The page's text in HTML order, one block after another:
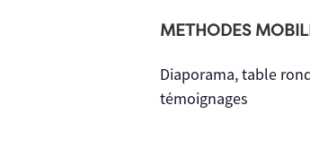
METHODES
Diaporama, table
témoignages